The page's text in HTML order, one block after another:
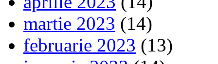
martie 2023 (14)
februarie 2023 (13)